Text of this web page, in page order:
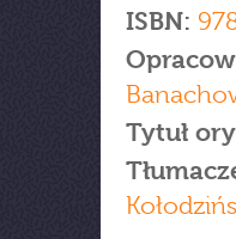
ISBN:
Tytuł